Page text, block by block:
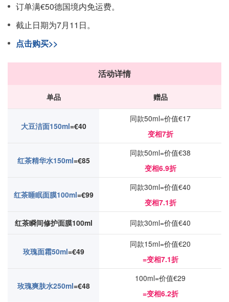
订单满€50德国境内免运费。
截止日期为7月11日。
点击购买>>
活动详情
单品 赠品
大豆洁面150ml=€40
同款50ml=价值€17
变相7折
红茶精华水150ml=€85
同款50ml=价值€38
变相6.9折
红茶睡眠面膜100ml=€99
同款30ml=价值€40
变相7.1折
红茶瞬间修护面膜100ml
同款30ml=价值€40
玫瑰面霜50ml=€49
同款15ml=价值€20
=变相7.1折
玫瑰爽肤水250ml=€48
100ml=价值€29
=变相6.2折